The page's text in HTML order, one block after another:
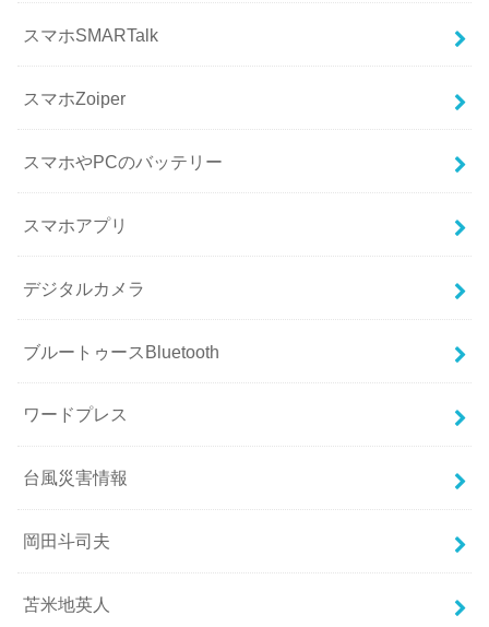
スマホSMARTalk
スマホZoiper
スマホやPCのバッテリー
スマホアプリ
デジタルカメラ
ブルートゥースBluetooth
ワードプレス
台風災害情報
岡田斗司夫
苫米地英人